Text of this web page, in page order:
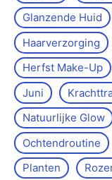
Glanzende Huid
Haarverzorging
Herfst Make-Up
Juni
Natuurlijke Glow
Ochtendroutine
Planten